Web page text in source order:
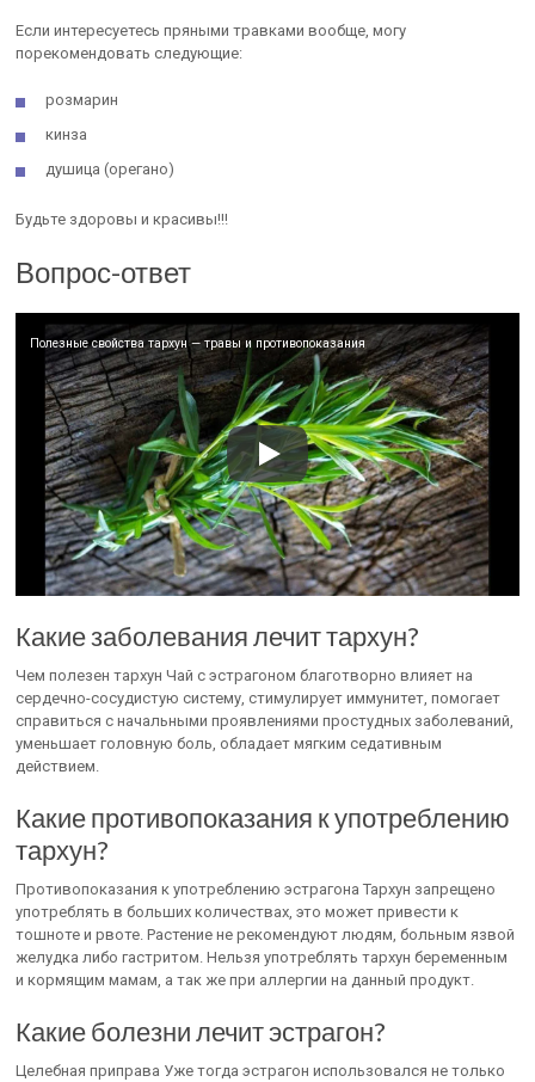
Если интересуетесь пряными травками вообще, могу
порекомендовать следующие:
розмарин
кинза
душица (орегано)
Будьте здоровы и красивы!!!
Вопрос-ответ
Полезные свойства тархун — травы и противопоказания
Какие заболевания лечит тархун?
Чем полезен тархун Чай с эстрагоном благотворно влияет на
сердечно-сосудистую систему, стимулирует иммунитет, помогает
справиться с начальными проявлениями простудных заболеваний,
уменьшает головную боль, обладает мягким седативным
действием.
Какие противопоказания к употреблению
тархун?
Противопоказания к употреблению эстрагона Тархун запрещено
употреблять в больших количествах, это может привести к
тошноте и рвоте. Растение не рекомендуют людям, больным язвой
желудка либо гастритом. Нельзя употреблять тархун беременным
и кормящим мамам, а так же при аллергии на данный продукт.
Какие болезни лечит эстрагон?
Целебная приправа Уже тогда эстрагон использовался не только